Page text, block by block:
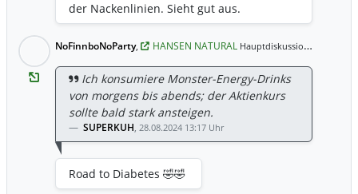
der Nackenlinien. Sieht gut aus.
NoFinnboNoParty, HANSEN NATURAL Hauptdiskussion,
Ich konsumiere Monster-Energy-Drinks
von morgens bis abends; der Aktienkurs
sollte bald stark ansteigen.
SUPERKUH, 28.08.2024 13:17 Uhr
Road to Diabetes 🤣🤣